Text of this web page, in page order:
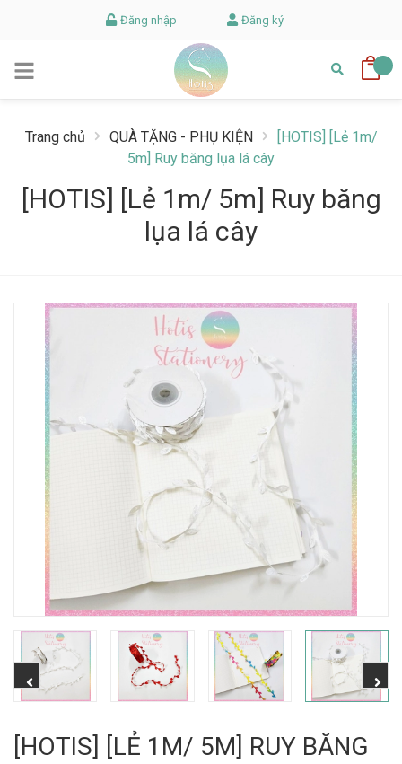
Đăng nhập Đăng ký
Trang chủ QUÀ TẶNG - PHỤ KIỆN
[HOTIS] [Lẻ 1m/
5m] Ruy băng lụa lá cây
[HOTIS] [Lẻ 1m/ 5m] Ruy băng
lụa lá cây
[HOTIS] [LẺ 1M/ 5M] RUY BĂNG